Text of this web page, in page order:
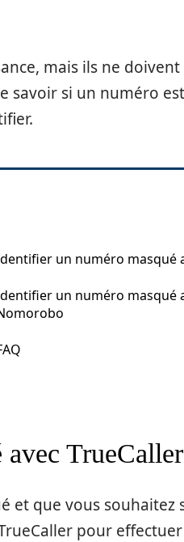
mais ils ne
savoir si un numéro
un numéro masqué
un numéro masqué
TrueCaller
et que vous souhaitez
pour